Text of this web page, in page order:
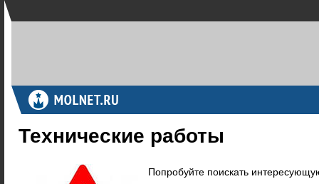
Технические работы
Попробуйте поискать